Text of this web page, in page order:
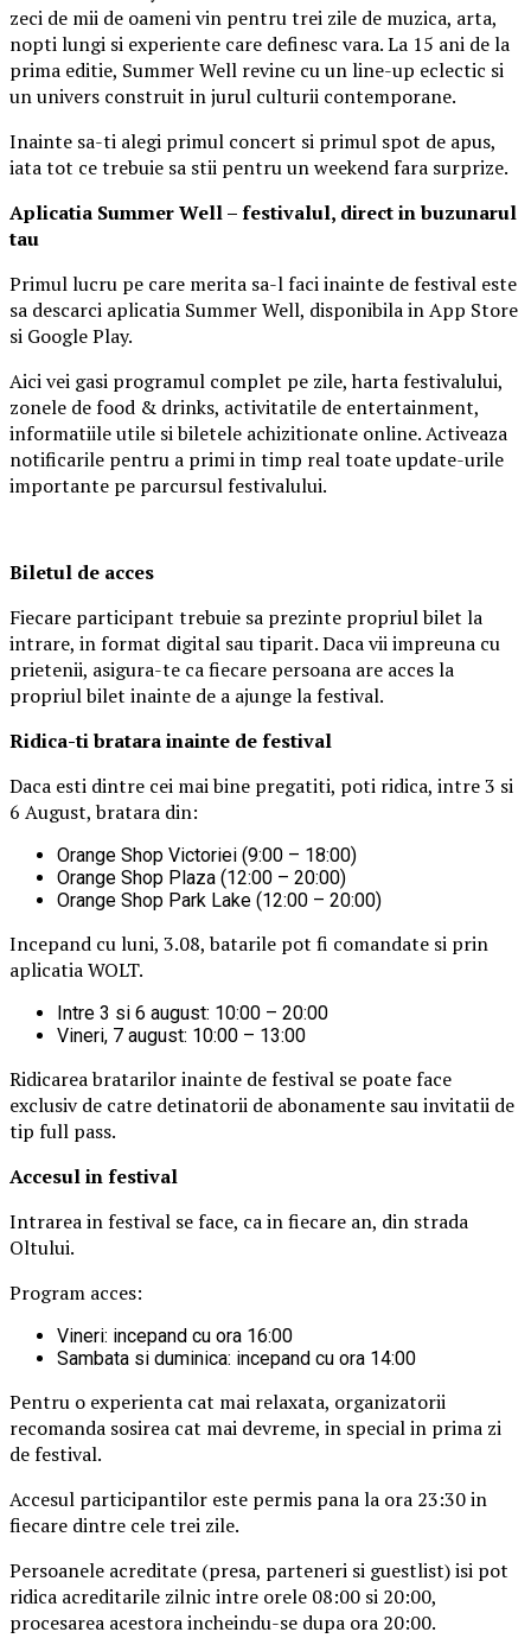
zeci de mii de oameni vin pentru trei zile de muzica, arta,
nopti lungi si experiente care definesc vara. La 15 ani de la
prima editie, Summer Well revine cu un line-up eclectic si
un univers construit in jurul culturii contemporane.
Inainte sa-ti alegi primul concert si primul spot de apus,
iata tot ce trebuie sa stii pentru un weekend fara surprize.
Aplicatia Summer Well– festivalul, direct in buzunarul
tau
Primul lucru pe care merita sa-l faci inainte de festival este
sa descarci aplicatia Summer Well, disponibila in App Store
si Google Play.
Aici vei gasi programul complet pe zile, harta festivalului,
zonele de food & drinks, activitatile de entertainment,
informatiile utile si biletele achizitionate online. Activeaza
notificarile pentru a primi in timp real toate update-urile
importante pe parcursul festivalului.
Biletul de acces
Fiecare participant trebuie sa prezinte propriul bilet la
intrare, in format digital sau tiparit. Daca vii impreuna cu
prietenii, asigura-te ca fiecare persoana are acces la
propriul bilet inainte de a ajunge la festival.
Ridica-ti bratarainainte de festival
Daca esti dintre cei mai bine pregatiti, poti ridica, intre 3 si
6 August, bratara din:
Orange Shop Victoriei (9:00 – 18:00)
Orange Shop Plaza (12:00 – 20:00)
Orange Shop Park Lake (12:00 – 20:00)
Incepand cu luni, 3.08, batarile pot fi comandate si prin
aplicatia WOLT.
Intre 3 si 6 august: 10:00 – 20:00
Vineri, 7 august: 10:00 – 13:00
Ridicarea bratarilor inainte de festival se poate face
exclusiv de catre detinatorii de abonamente sau invitatii de
tip full pass.
Accesul in festival
Intrarea in festival se face, ca in fiecare an, din strada
Oltului.
Program acces:
Vineri: incepand cu ora 16:00
Sambata si duminica: incepand cu ora 14:00
Pentru o experienta cat mai relaxata, organizatorii
recomanda sosirea cat mai devreme, in special in prima zi
de festival.
Accesul participantilor este permis pana la ora 23:30 in
fiecare dintre cele trei zile.
Persoanele acreditate (presa, parteneri si guestlist) isi pot
ridica acreditarile zilnic intre orele 08:00 si 20:00,
procesarea acestora incheindu-se dupa ora 20:00.